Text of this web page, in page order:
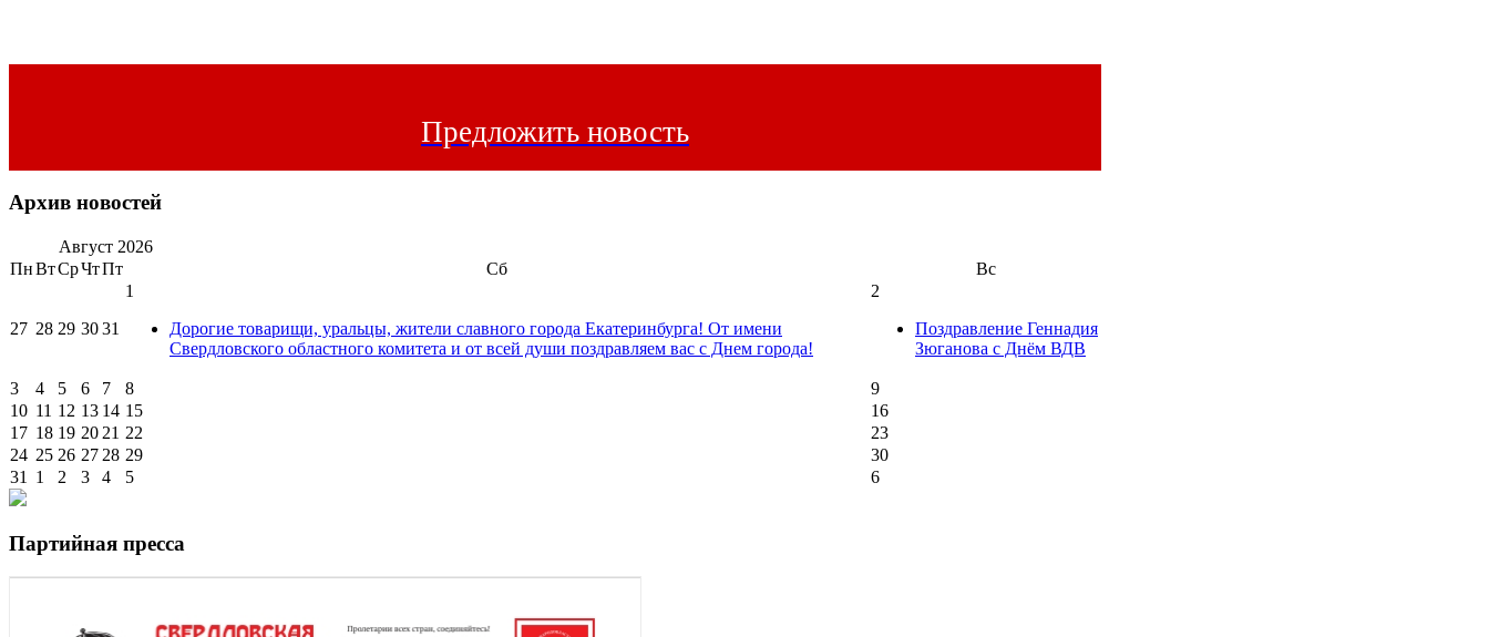
Предложить новость
Архив новостей
Август 2026
ПнВтСрЧтПт Сб Вс
27 28 29 3031
1
Дорогие товарищи, уральцы, жители славного города Екатеринбурга! От имени
Свердловского областного комитета и от всей души поздравляем вас с Днем города!
2
Поздравление Геннадия
Зюганова с Днём ВДВ
3 4 5 6 7 8
9
10 11 12 13 14 15
16
17 18 19 20 21 22
23
24 25 26 27 28 29
30
31
1 2 3 4 5 6
Партийная пресса